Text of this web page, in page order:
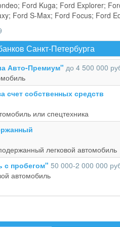
Ford Kuga; Ford Explorer;
Ford S-Max; Ford Focus; Ford
Санкт-Петербурга
Авто-Премиум" до 4 500 000
счет собственных средств
или спецтехника
легковой автомобиль
с пробегом" 50 000‑2 000 000
автомобиль